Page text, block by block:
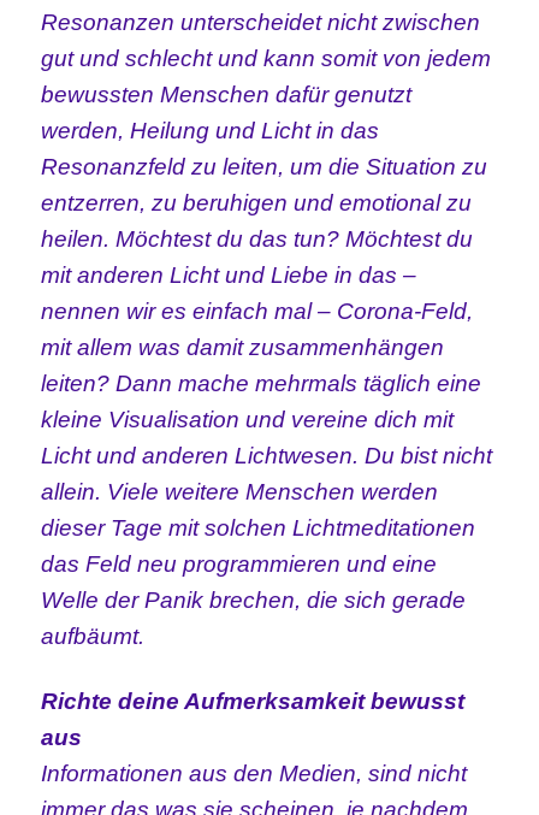
Resonanzen unterscheidet nicht zwischen
gut und schlecht und kann somit von jedem
bewussten Menschen dafür genutzt
werden, Heilung und Licht in das
Resonanzfeld zu leiten, um die Situation zu
entzerren, zu beruhigen und emotional zu
heilen. Möchtest du das tun? Möchtest du
mit anderen Licht und Liebe in das –
nennen wir es einfach mal – Corona-Feld,
mit allem was damit zusammenhängen
leiten? Dann mache mehrmals täglich eine
kleine Visualisation und vereine dich mit
Licht und anderen Lichtwesen. Du bist nicht
allein. Viele weitere Menschen werden
dieser Tage mit solchen Lichtmeditationen
das Feld neu programmieren und eine
Welle der Panik brechen, die sich gerade
aufbäumt.
Richte deine Aufmerksamkeit bewusst
aus
Informationen aus den Medien, sind nicht
immer das was sie scheinen, je nachdem